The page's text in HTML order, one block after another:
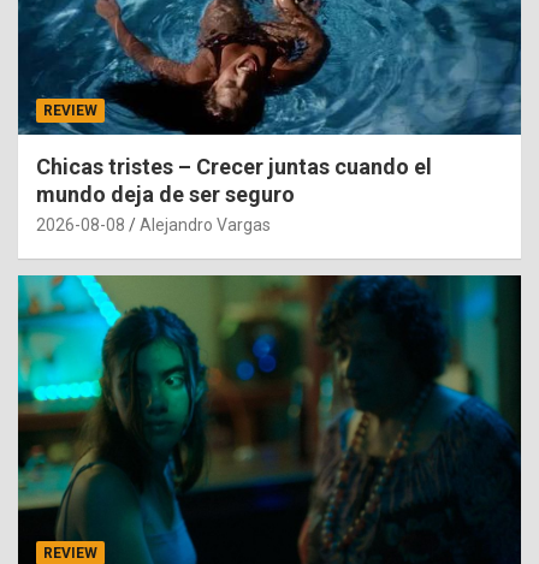
REVIEW
Chicas tristes – Crecer juntas cuando el
mundo deja de ser seguro
2026-08-08 Alejandro Vargas
REVIEW